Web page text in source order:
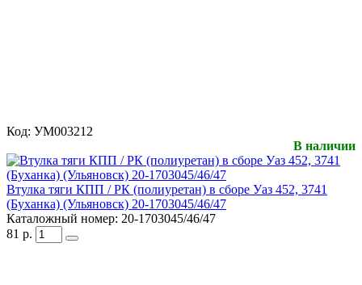
Код: УМ003212
В наличии
Втулка тяги КПП / РК (полиуретан) в сборе Уаз 452, 3741
(Буханка) (Ульяновск) 20-1703045/46/47
Каталожный номер: 20-1703045/46/47
81 р.